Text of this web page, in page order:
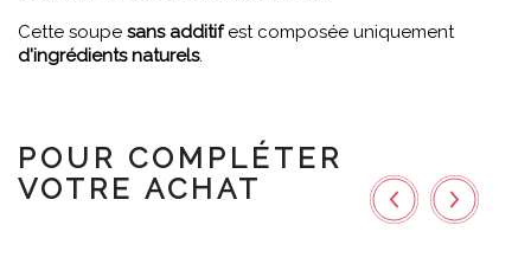
Cette soupe sans additifest composée uniquement
d'ingrédients naturels.
POUR COMPLÉTER
VOTRE ACHAT